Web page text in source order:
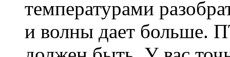
температурами
и волны дает больше.